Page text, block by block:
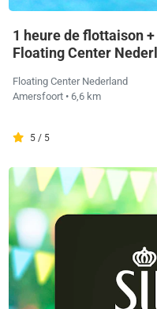
1 heure de flottaison
Floating Center
Floating Center Nederland
Amersfoort • 6,6 km
5 / 5